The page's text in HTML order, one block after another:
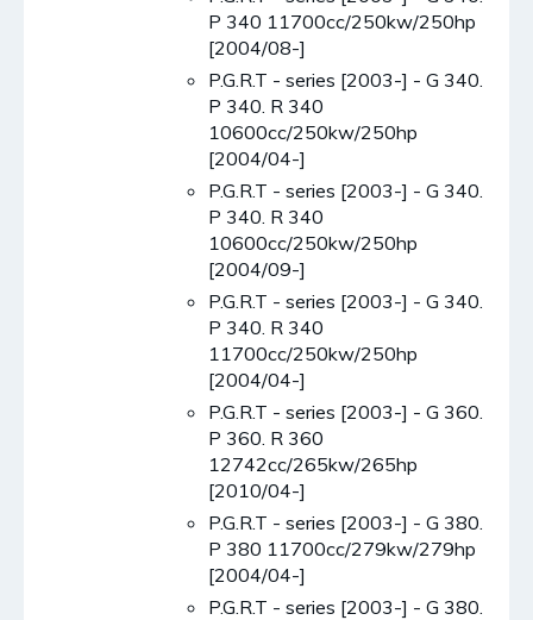
P 340 11700cc/250kw/250hp
[2004/08-]
P.G.R.T - series [2003-] - G 340.
P 340. R 340
10600cc/250kw/250hp
[2004/04-]
P.G.R.T - series [2003-] - G 340.
P 340. R 340
10600cc/250kw/250hp
[2004/09-]
P.G.R.T - series [2003-] - G 340.
P 340. R 340
11700cc/250kw/250hp
[2004/04-]
P.G.R.T - series [2003-] - G 360.
P 360. R 360
12742cc/265kw/265hp
[2010/04-]
P.G.R.T - series [2003-] - G 380.
P 380 11700cc/279kw/279hp
[2004/04-]
P.G.R.T - series [2003-] - G 380.